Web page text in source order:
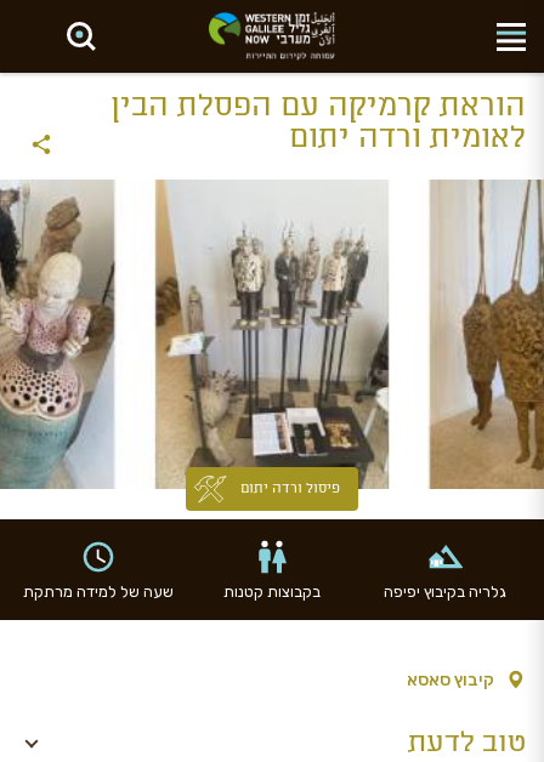
חפש באתר
הוראת קרמיקה עם הפסלת הבין
לאומית ורדה יתום
פיסול ורדה יתום
גלריה בקיבוץ יפיפה בקבוצות קטנות שעה של למידה מרתקת
קיבוץ סאסא
טוב לדעת